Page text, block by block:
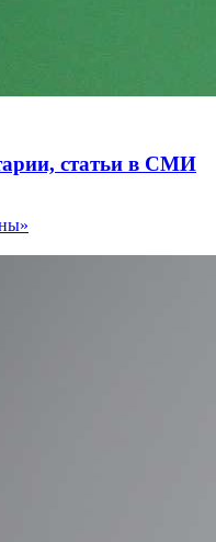
статьи в СМИ